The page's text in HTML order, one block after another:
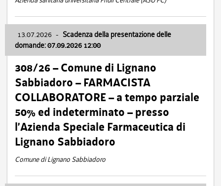
13.07.2026 - Scadenza della presentazione delle
domande: 07.09.2026 12:00
308/26 – Comune di Lignano
Sabbiadoro – FARMACISTA
COLLABORATORE – a tempo parziale
50% ed indeterminato – presso
l’Azienda Speciale Farmaceutica di
Lignano Sabbiadoro
Comune di Lignano Sabbiadoro